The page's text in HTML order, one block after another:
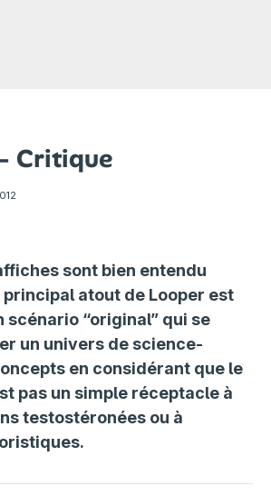
Critique
sont bien entendu
atout de Looper est
scénario “original” qui se
un univers de science-
en considérant que le
pas un simple réceptacle à
testostéronées ou à